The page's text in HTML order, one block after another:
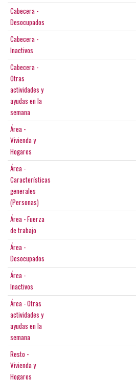
Cabecera -
Desocupados
Cabecera -
Inactivos
Cabecera -
Otras
actividades y
ayudas en la
semana
Área -
Vivienda y
Hogares
Área -
Características
generales
(Personas)
Área - Fuerza
de trabajo
Área -
Desocupados
Área -
Inactivos
Área - Otras
actividades y
ayudas en la
semana
Resto -
Vivienda y
Hogares